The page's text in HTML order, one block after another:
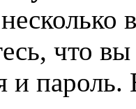
что
и